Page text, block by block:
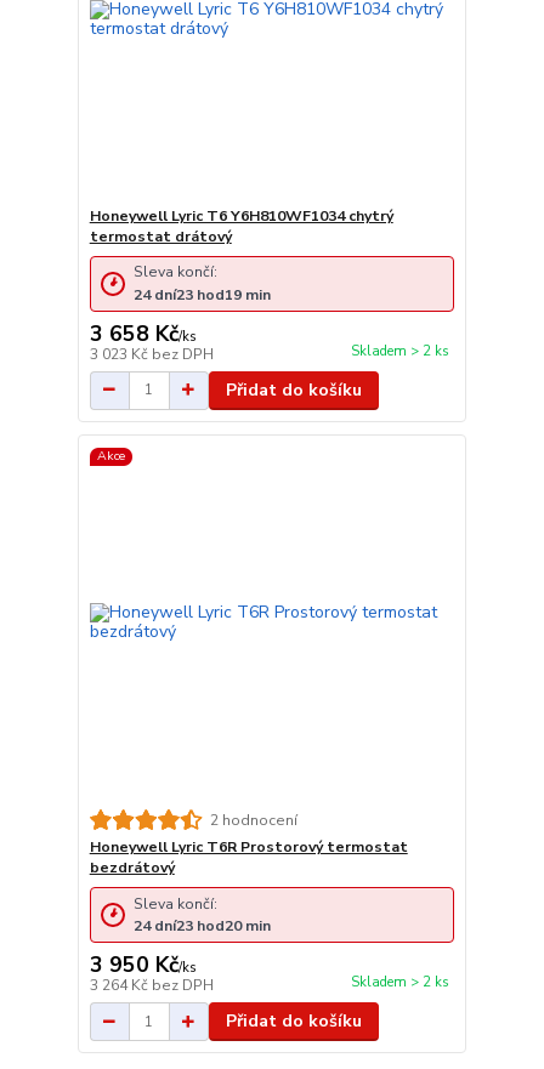
Honeywell Lyric T6 Y6H810WF1034 chytrý
termostat drátový
3 658 Kč/ks
3 023 Kč bez DPH Skladem > 2 ks
Sleva končí:
24 dní23 hod19 min
Přidat do košíku
Akce
2 hodnocení
Honeywell Lyric T6R Prostorový termostat
bezdrátový
3 950 Kč/ks
3 264 Kč bez DPH Skladem > 2 ks
Sleva končí:
24 dní23 hod20min
Přidat do košíku